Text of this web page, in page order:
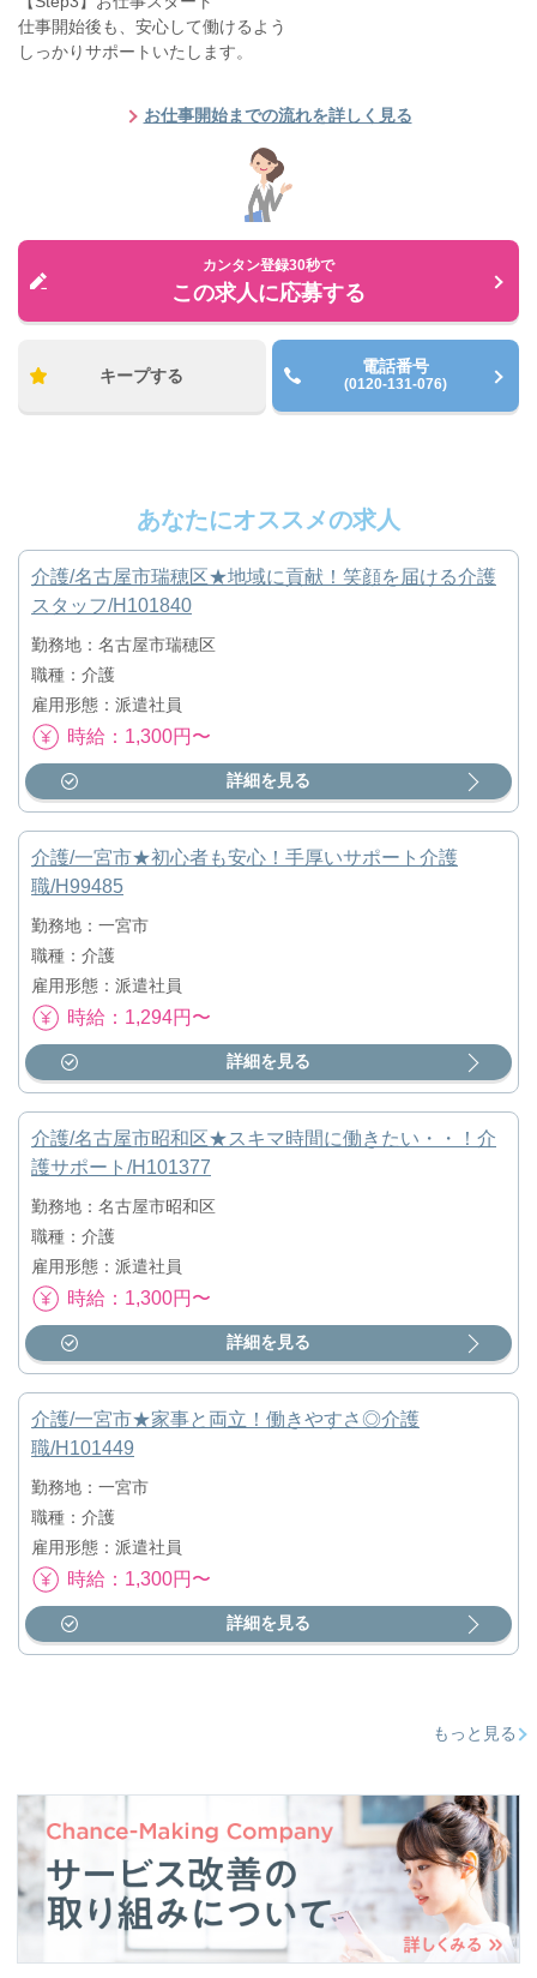
仕事開始後も、安心して働けるよう
しっかりサポートいたします。
お仕事開始までの流れを詳しく見る
カンタン登録30秒で
この求人に応募する
キープする 電話番号
(0120-131-076)
あなたにオススメの求人
介護/名古屋市瑞穂区★地域に貢献！笑顔を届ける介護
スタッフ/H101840
勤務地：名古屋市瑞穂区
職種：介護
雇用形態：派遣社員
時給：1,300円〜
詳細を見る
介護/一宮市★初心者も安心！手厚いサポート介護
職/H99485
勤務地：一宮市
職種：介護
雇用形態：派遣社員
時給：1,294円〜
詳細を見る
介護/名古屋市昭和区★スキマ時間に働きたい・・！介
護サポート/H101377
勤務地：名古屋市昭和区
職種：介護
雇用形態：派遣社員
時給：1,300円〜
詳細を見る
介護/一宮市★家事と両立！働きやすさ◎介護
職/H101449
勤務地：一宮市
職種：介護
雇用形態：派遣社員
時給：1,300円〜
詳細を見る
もっと見る